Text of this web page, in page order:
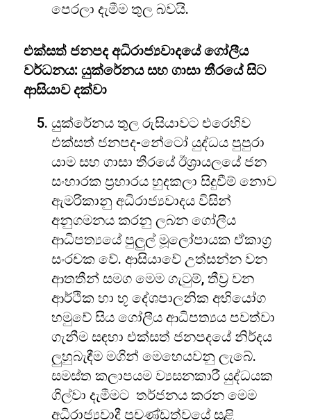
පෙරලා දැමීම තුල බවයි.
එක්සත් ජනපද අධිරාජ්‍යවාදයේ ගෝලීය
වර්ධනය: යුක්රේනය සහ ගාසා තීරයේ සිට
ආසියාව දක්වා
යුක්රේනය තුල රුසියාවට එරෙහිව
එක්සත් ජනපද-නේටෝ යුද්ධය පුපුරා
යාම සහ ගාසා තීරයේ ඊශ්‍රායලයේ ජන
සංහාරක ප්‍රහාරය හුදකලා සිදුවීම් නොව
ඇමරිකානු අධිරාජ්‍යවාදය විසින්
අනුගමනය කරනු ලබන ගෝලීය
ආධිපත්‍යයේ පුලුල් මූලෝපායක ඒකාග්‍ර
සංරචක වේ. ආසියාවේ උත්සන්න වන
ආතතීන් සමග මෙම ගැටුම්, තීව්‍ර වන
ආර්ථික හා භූ දේශපාලනික අභියෝග
හමුවේ සිය ගෝලීය ආධිපත්‍යය පවත්වා
ගැනීම සඳහා එක්සත් ජනපදයේ නිර්දය
ලුහුබැඳීම මගින් මෙහෙයවනු ලැබේ.
සමස්ත කලාපයම ව්‍යසනකාරී යුද්ධයක
ගිල්වා දැමීමට තර්ජනය කරන මෙම
අධිරාජ්‍යවාදී ප්‍රචණ්ඩත්වයේ සුළි